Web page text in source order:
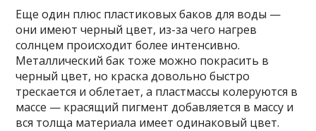
Еще один плюс пластиковых баков для воды —
они имеют черный цвет, из-за чего нагрев
солнцем происходит более интенсивно.
Металлический бак тоже можно покрасить в
черный цвет, но краска довольно быстро
трескается и облетает, а пластмассы колеруются в
массе — красящий пигмент добавляется в массу и
вся толща материала имеет одинаковый цвет.